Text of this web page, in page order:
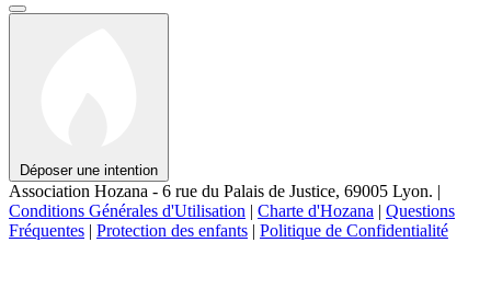
Déposer une intention
Association Hozana - 6 rue du Palais de Justice, 69005 Lyon. |
Conditions Générales d'Utilisation | Charte d'Hozana | Questions
Fréquentes | Protection des enfants | Politique de Confidentialité